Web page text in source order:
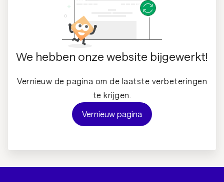
We hebben onze website bijgewerkt!
Vernieuw de pagina om de laatste verbeteringen
te krijgen.
Vernieuw pagina